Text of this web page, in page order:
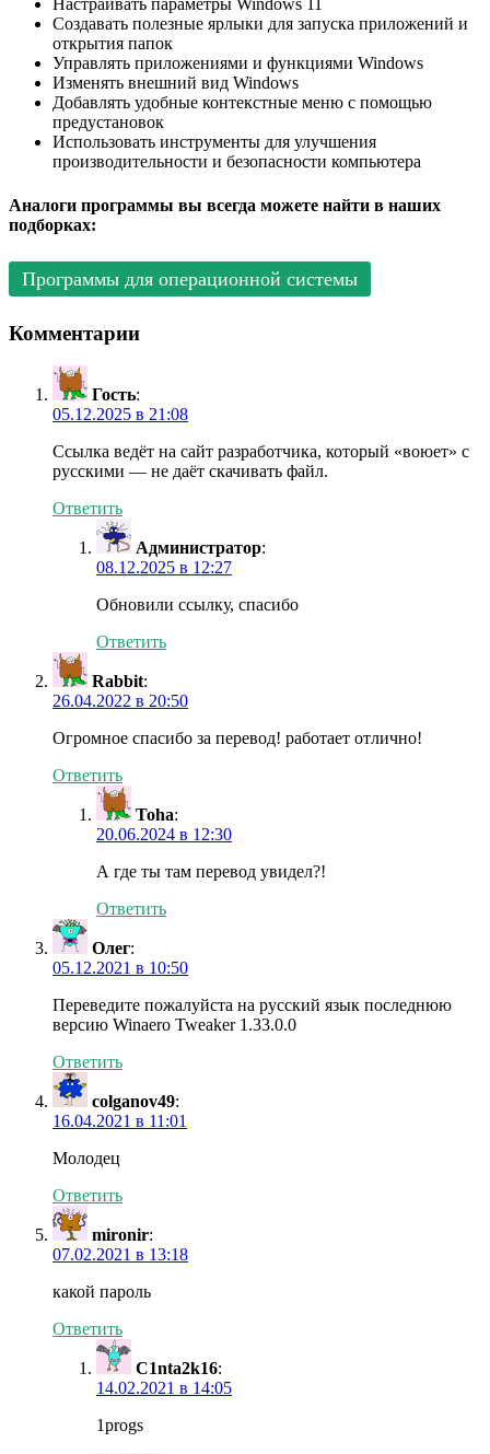
Настраивать параметры Windows 11
Создавать полезные ярлыки для запуска приложений и
открытия папок
Управлять приложениями и функциями Windows
Изменять внешний вид Windows
Добавлять удобные контекстные меню с помощью
предустановок
Использовать инструменты для улучшения
производительности и безопасности компьютера
Аналоги программы вы всегда можете найти в наших
подборках:
Программы для операционной системы
Комментарии
Гость:
05.12.2025 в 21:08
Ссылка ведёт на сайт разработчика, который «воюет» с
русскими — не даёт скачивать файл.
Ответить
Администратор:
08.12.2025 в 12:27
Обновили ссылку, спасибо
Ответить
Rabbit:
26.04.2022 в 20:50
Огромное спасибо за перевод! работает отлично!
Ответить
Toha:
20.06.2024 в 12:30
А где ты там перевод увидел?!
Ответить
Олег:
05.12.2021 в 10:50
Переведите пожалуйста на русский язык последнюю
версию Winaero Tweaker 1.33.0.0
Ответить
colganov49:
16.04.2021 в 11:01
Молодец
Ответить
mironir:
07.02.2021 в 13:18
какой пароль
Ответить
C1nta2k16:
14.02.2021 в 14:05
1progs